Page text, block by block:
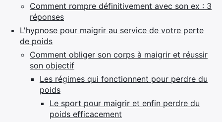
Comment rompre définitivement avec son ex : 3
réponses
L'hypnose pour maigrir au service de votre perte
de poids
Comment obliger son corps à maigrir et réussir
son objectif
Les régimes qui fonctionnent pour perdre du
poids
Le sport pour maigrir et enfin perdre du
poids efficacement